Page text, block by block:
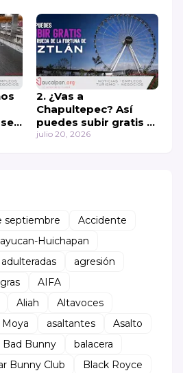
2. ¿Vas a
Chapultepec? Así
puedes subir gratis a
la rueda de la fortuna
julio 20, 2026
septiembre
Accidente
Huichapan
adulteradas
agresión
AIFA
Aliah
Altavoces
asaltantes
Asalto
Bad Bunny
balacera
Bunny Club
Black Royce